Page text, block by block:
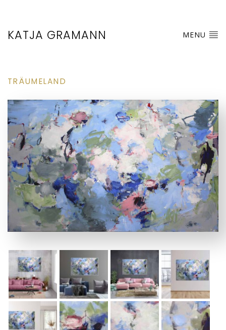
KATJA GRAMANN MENU
TRÄUMELAND